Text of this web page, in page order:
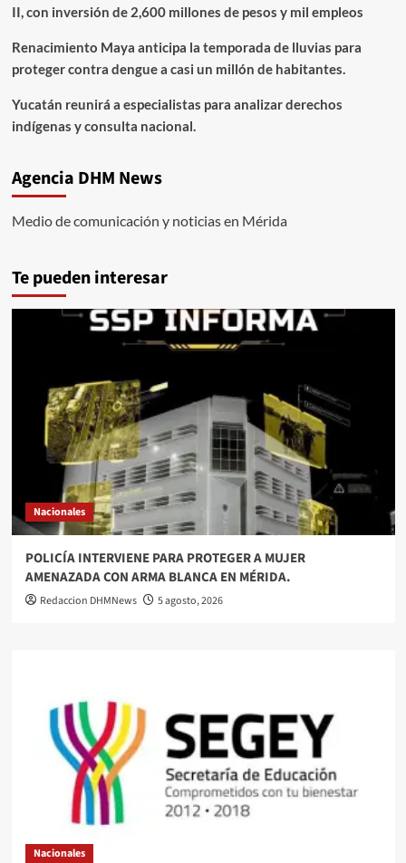
II, con inversión de 2,600 millones de pesos y mil empleos
Renacimiento Maya anticipa la temporada de lluvias para
proteger contra dengue a casi un millón de habitantes.
Yucatán reunirá a especialistas para analizar derechos
indígenas y consulta nacional.
Agencia DHM News
Medio de comunicación y noticias en Mérida
Te pueden interesar
Nacionales
POLICÍA INTERVIENE PARA PROTEGER A MUJER
AMENAZADA CON ARMA BLANCA EN MÉRIDA.
Redaccion DHMNews 5 agosto, 2026
Nacionales